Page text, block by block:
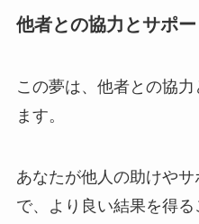
他者との協力とサポー
この夢は、他者との協
ます。
あなたが他人の助けや
で、より良い結果を得